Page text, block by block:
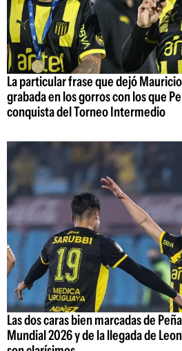
La particular frase que dejó
grabada en los gorros con los que
conquista del Torneo Intermedio
Las dos caras bien marcadas de
Mundial 2026 y de la llegada de